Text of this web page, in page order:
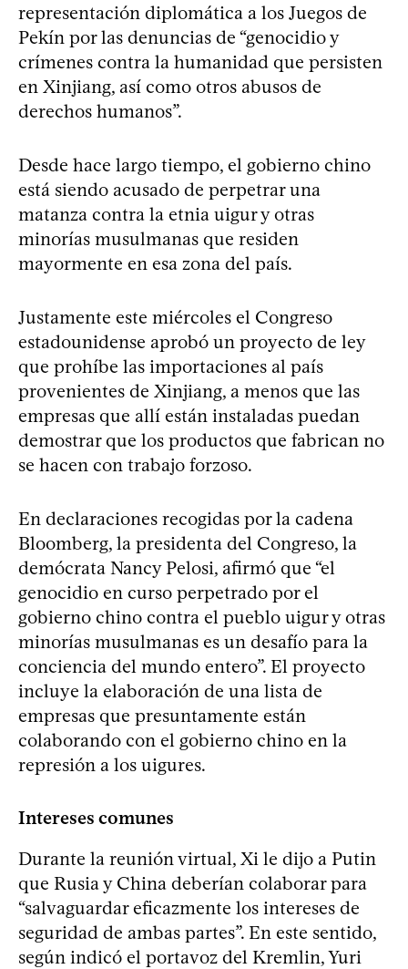
representación diplomática a los Juegos de
Pekín por las denuncias de “genocidio y
crímenes contra la humanidad que persisten
en Xinjiang, así como otros abusos de
derechos humanos”.
Desde hace largo tiempo, el gobierno chino
está siendo acusado de perpetrar una
matanza contra la etnia uigur y otras
minorías musulmanas que residen
mayormente en esa zona del país.
Justamente este miércoles el Congreso
estadounidense aprobó un proyecto de ley
que prohíbe las importaciones al país
provenientes de Xinjiang, a menos que las
empresas que allí están instaladas puedan
demostrar que los productos que fabrican no
se hacen con trabajo forzoso.
En declaraciones recogidas por la cadena
Bloomberg, la presidenta del Congreso, la
demócrata Nancy Pelosi, afirmó que “el
genocidio en curso perpetrado por el
gobierno chino contra el pueblo uigur y otras
minorías musulmanas es un desafío para la
conciencia del mundo entero”. El proyecto
incluye la elaboración de una lista de
empresas que presuntamente están
colaborando con el gobierno chino en la
represión a los uigures.
Intereses comunes
Durante la reunión virtual, Xi le dijo a Putin
que Rusia y China deberían colaborar para
“salvaguardar eficazmente los intereses de
seguridad de ambas partes”. En este sentido,
según indicó el portavoz del Kremlin, Yuri